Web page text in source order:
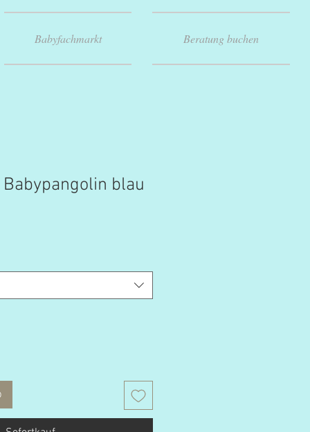
Babyfachmarkt Beratung buchen
Babypangolin blau